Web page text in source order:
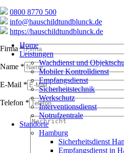
Home
Leistungen
Wachdienst und
Mobiler Kontrolldienst
Empfangsdienst
Sicherheitstechnik
Werkschutz
Interventionsdienst
Notrufzentrale
Standorte
Hamburg
Sicherheitsdienst
Empfangsdienst in
0800 8770 500
info@hauschildtundblunck.de
https://hauschildtundblunck.de
Firma *
Name *
E-Mail *
Telefon *